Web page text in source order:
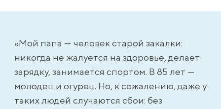
«Мой папа — человек старой закалки:
никогда не жалуется на здоровье, делает
зарядку, занимается спортом. В 85 лет —
молодец и огурец. Но, к сожалению, даже у
таких людей случаются сбои: без